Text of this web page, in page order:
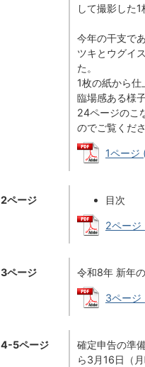
して撮影した1
今年の干支で
ツキとウグイ
た。
1枚の紙から
臨場感ある様
24ページのこ
のでご覧くださ
1ページ
2ページ 目次
2ページ
3ページ 令和8年 新年
3ページ
4-5ページ
確定申告の準
ら3月16日（